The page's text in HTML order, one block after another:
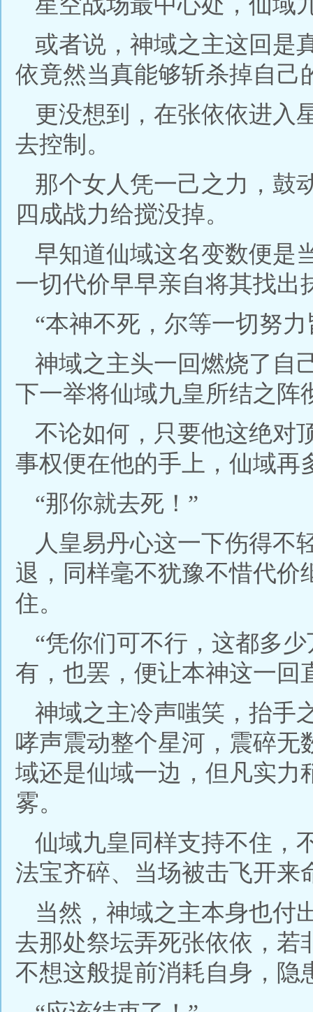
或者说，神域之主这回是
依竟然当真能够斩杀掉自己
更没想到，在张依依进入
去控制。
那个女人凭一己之力，鼓
四成战力给搅没掉。
早知道仙域这名变数便是
一切代价早早亲自将其找出
“本神不死，尔等一切努
神域之主头一回燃烧了自
下一举将仙域九皇所结之阵
不论如何，只要他这绝对
事权便在他的手上，仙域再
“那你就去死！”
人皇易丹心这一下伤得不
退，同样毫不犹豫不惜代价
住。
“凭你们可不行，这都多
有，也罢，便让本神这一回
神域之主冷声嗤笑，抬手
哮声震动整个星河，震碎无
域还是仙域一边，但凡实力
雾。
仙域九皇同样支持不住，
法宝齐碎、当场被击飞开来
当然，神域之主本身也付
去那处祭坛弄死张依依，若
不想这般提前消耗自身，隐